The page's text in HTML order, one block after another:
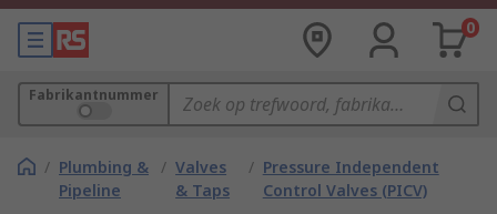
0
Fabrikantnummer
/ Plumbing &
Pipeline
/ Valves
& Taps
/ Pressure Independent
Control Valves (PICV)